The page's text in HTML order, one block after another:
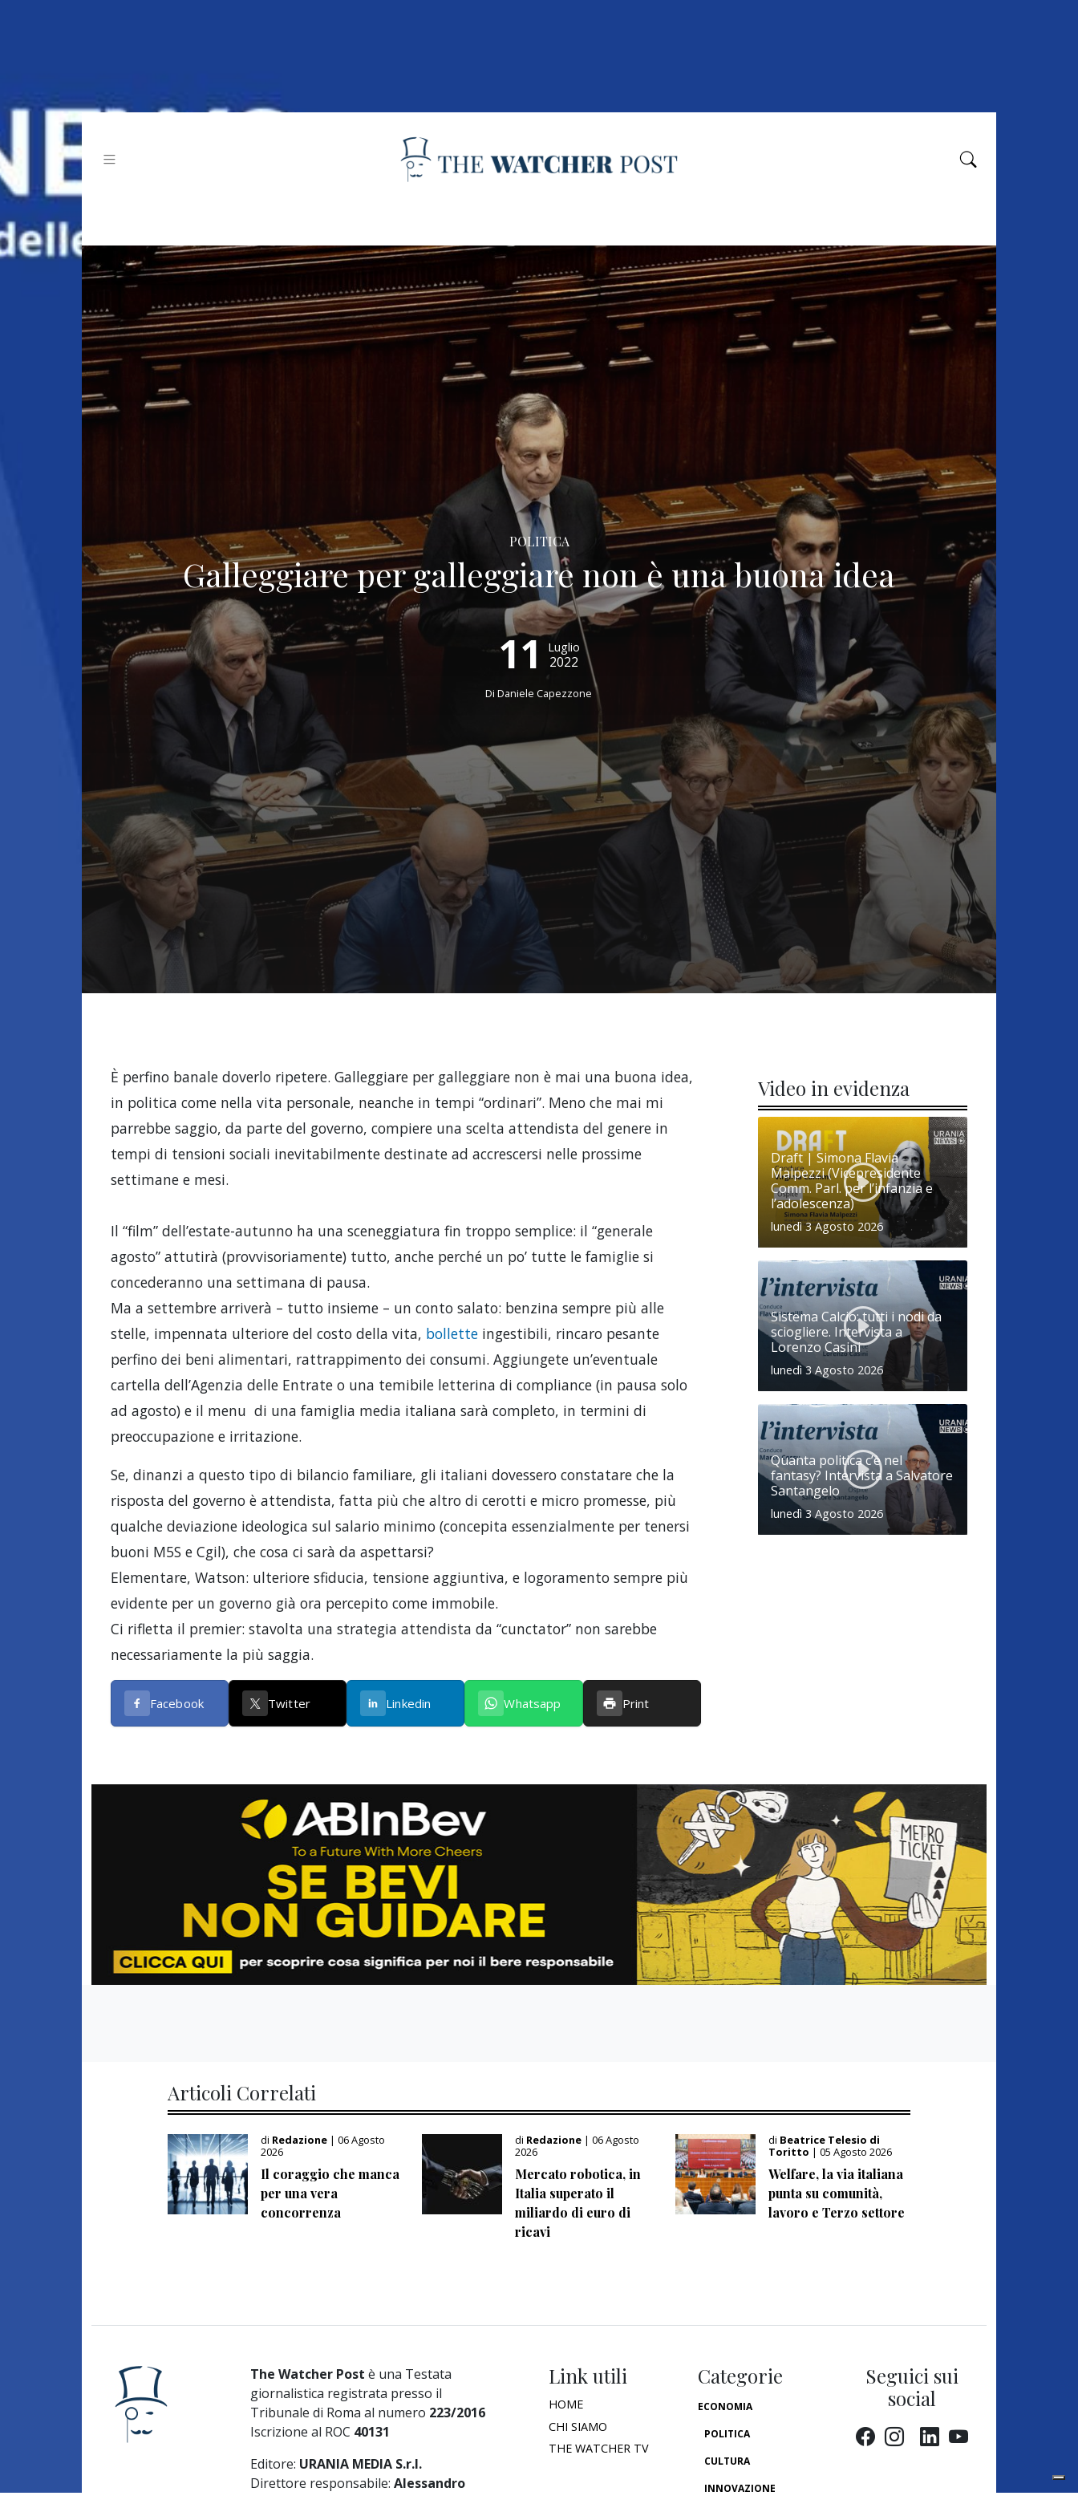
POLITICA
Galleggiare per galleggiare non è una buona idea
11 Luglio
2022
DiDaniele Capezzone
È perfino banale doverlo ripetere. Galleggiare per galleggiare non è mai una buona idea,
in politica come nella vita personale, neanche in tempi “ordinari”. Meno che mai mi
parrebbe saggio, da parte del governo, compiere una scelta attendista del genere in
tempi di tensioni sociali inevitabilmente destinate ad accrescersi nelle prossime
settimane e mesi.
Il “film” dell’estate-autunno ha una sceneggiatura fin troppo semplice: il “generale
agosto” attutirà (provvisoriamente) tutto, anche perché un po’ tutte le famiglie si
concederanno una settimana di pausa.
Ma a settembre arriverà – tutto insieme – un conto salato: benzina sempre più alle
stelle, impennata ulteriore del costo della vita, bolletteingestibili, rincaro pesante
perfino dei beni alimentari, rattrappimento dei consumi. Aggiungete un’eventuale
cartella dell’Agenzia delle Entrate o una temibile letterina di compliance (in pausa solo
ad agosto) e il menu di una famiglia media italiana sarà completo, in termini di
preoccupazione e irritazione.
Se, dinanzi a questo tipo di bilancio familiare, gli italiani dovessero constatare che la
risposta del governo è attendista, fatta più che altro di cerotti e micro promesse, più
qualche deviazione ideologica sul salario minimo (concepita essenzialmente per tenersi
buoni M5S e Cgil), che cosa ci sarà da aspettarsi?
Elementare, Watson: ulteriore sfiducia, tensione aggiuntiva, e logoramento sempre più
evidente per un governo già ora percepito come immobile.
Ci rifletta il premier: stavolta una strategia attendista da “cunctator” non sarebbe
necessariamente la più saggia.
Facebook Twitter Linkedin Whatsapp Print
Video in evidenza
Draft | Simona Flavia
Malpezzi (Vicepresidente
Comm. Parl. per l’infanzia e
l’adolescenza)
lunedì 3 Agosto 2026
Sistema Calcio: tutti i nodi da
sciogliere. Intervista a
Lorenzo Casini
lunedì 3 Agosto 2026
Quanta politica c’è nel
fantasy? Intervista a Salvatore
Santangelo
lunedì 3 Agosto 2026
Articoli Correlati
di Redazione | 06 Agosto
2026
Il coraggio che manca
per una vera
concorrenza
di Redazione | 06 Agosto
2026
Mercato robotica, in
Italia superato il
miliardo di euro di
ricavi
di Beatrice Telesio di
Toritto | 05 Agosto 2026
Welfare, la via italiana
punta su comunità,
lavoro e Terzo settore
The Watcher Post è una Testata
giornalistica registrata presso il
Tribunale di Roma al numero 223/2016
Iscrizione al ROC 40131
Editore: URANIA MEDIA S.r.l.
Direttore responsabile: Alessandro
Link utili
HOME
CHI SIAMO
THE WATCHER TV
Categorie
ECONOMIA
POLITICA
CULTURA
INNOVAZIONE
Seguici sui
social